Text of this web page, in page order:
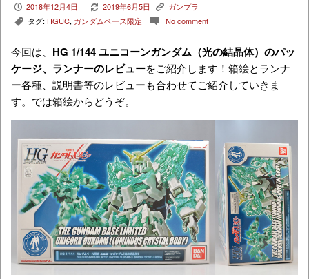
P 2018年12月4日 V 2019年6月5日 K ガンプラ
, タグ: HGUC, ガンダムベース限定 c No comment
今回は、 HG 1/144 ユニコーンガンダム（光の結晶体） のパッ
ケージ、ランナーのレビューをご紹介します！箱絵とランナ
ー各種、説明書等のレビューも合わせてご紹介していきま
す。では箱絵からどうぞ。